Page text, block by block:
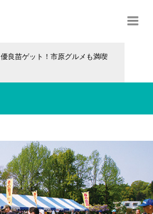
優良苗ゲット！市原グルメも満喫